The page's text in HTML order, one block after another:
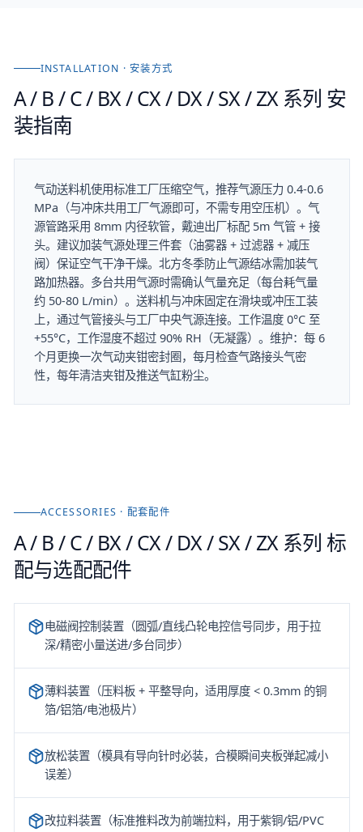
INSTALLATION · 安装方式
A / B / C / BX / CX / DX / SX / ZX 系列 安
装指南
气动送料机使用标准工厂压缩空气，推荐气源压力 0.4-0.6
MPa（与冲床共用工厂气源即可，不需专用空压机）。气
源管路采用 8mm 内径软管，戴迪出厂标配 5m 气管 + 接
头。建议加装气源处理三件套（油雾器 + 过滤器 + 减压
阀）保证空气干净干燥。北方冬季防止气源结冰需加装气
路加热器。多台共用气源时需确认气量充足（每台耗气量
约 50-80 L/min）。送料机与冲床固定在滑块或冲压工装
上，通过气管接头与工厂中央气源连接。工作温度 0°C 至
+55°C，工作湿度不超过 90% RH（无凝露）。维护：每 6
个月更换一次气动夹钳密封圈，每月检查气路接头气密
性，每年清洁夹钳及推送气缸粉尘。
ACCESSORIES · 配套配件
A / B / C / BX / CX / DX / SX / ZX 系列 标
配与选配配件
电磁阀控制装置（圆弧/直线凸轮电控信号同步，用于拉
深/精密小量送进/多台同步）
薄料装置（压料板 + 平整导向，适用厚度 < 0.3mm 的铜
箔/铝箔/电池极片）
放松装置（模具有导向针时必装，合模瞬间夹板弹起减小
误差）
改拉料装置（标准推料改为前端拉料，用于紫铜/铝/PVC